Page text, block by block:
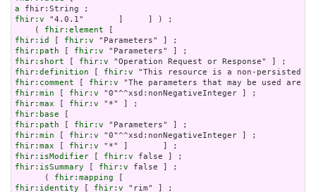
a
fhir:v "4.0.1"       ]     ] ) ;
    (
fhir:element
fhir:id
[ fhir:v
fhir:path [ fhir:v
fhir:short [ fhir:v
fhir:definition [ fhir:v
fhir:comment [ fhir:v
fhir:min [ fhir:v
fhir:max [ fhir:v
fhir:base
fhir:path [ fhir:v
fhir:min [ fhir:v
fhir:max [ fhir:v
fhir:isModifier [ fhir:v
fhir:isSummary [ fhir:v false ] ;
      (
fhir:mapping
fhir:identity [ fhir:v